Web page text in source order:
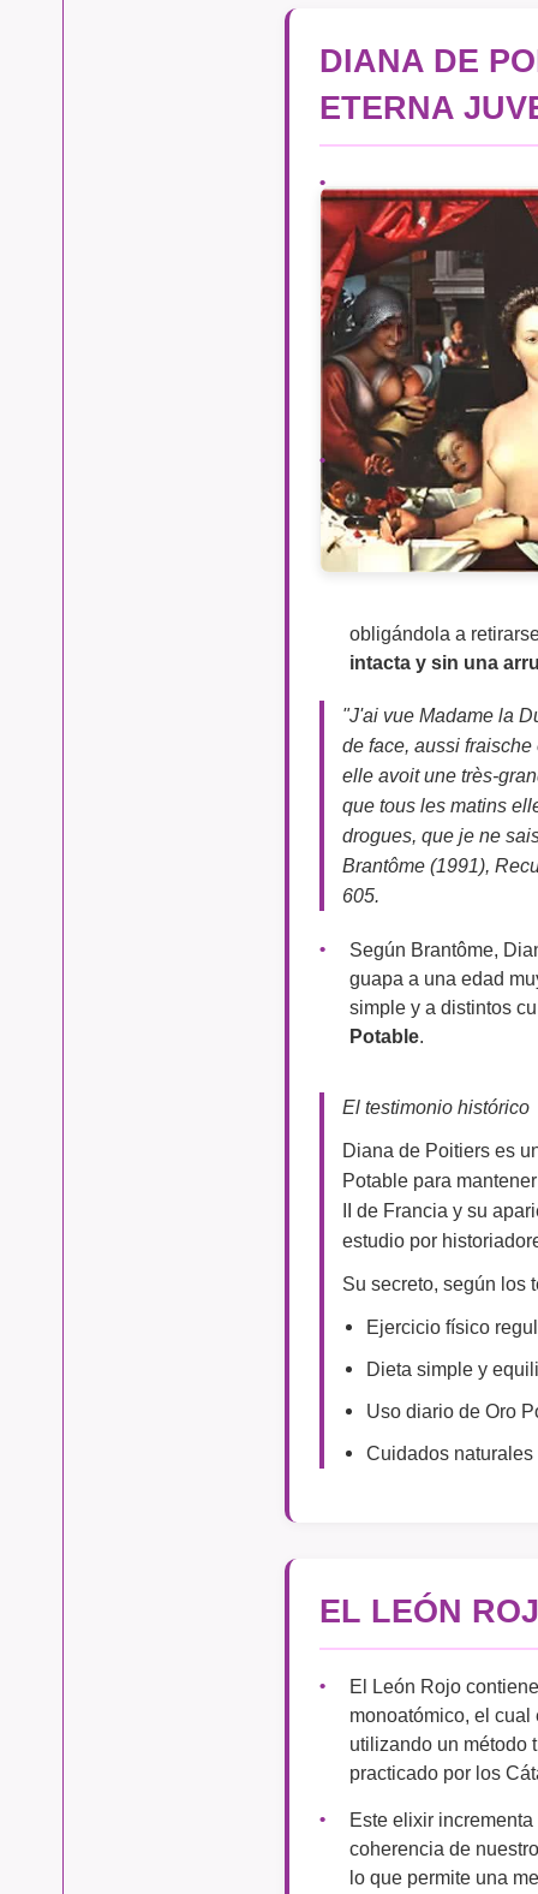
DIANA DE
ETERNA
obligándola a
intacta y sin una
"J'ai vue Madame la
de face, aussi
elle avoit une très-
que tous les matins
drogues, que je ne
Brantôme (1991),
605.
Según Brantôme,
guapa a una edad
simple y a distintos
Potable.
El testimonio histórico
Diana de Poitiers es
Potable para
II de Francia y su
estudio por
Su secreto, según los
Ejercicio físico
Dieta simple y
Uso diario de Oro
Cuidados
EL LEÓN
El León Rojo
monoatómico, el cual
utilizando un método
practicado por los
Este elixir
coherencia de
lo que permite una